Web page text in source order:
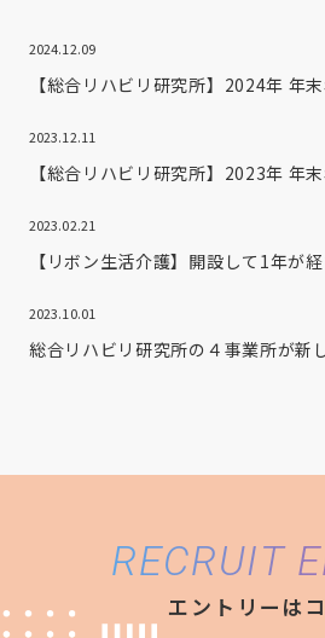
2024.12.09
【総合リハビリ研究所】2024年 年
2023.12.11
【総合リハビリ研究所】2023年 年
2023.02.21
【リボン生活介護】開設して1年が
2023.10.01
総合リハビリ研究所の４事業所が新
RECRUIT
エントリーは